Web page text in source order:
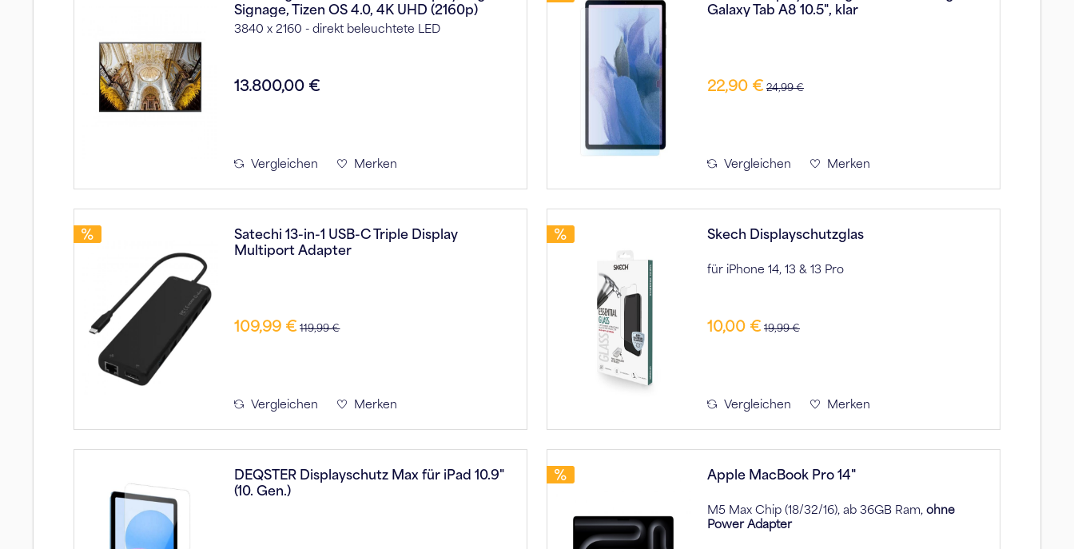
Signage, Tizen OS 4.0, 4K UHD (2160p)
3840 x 2160 - direkt beleuchtete LED
13.800,00 €
Vergleichen Merken
Galaxy Tab A8 10.5", klar
22,90 € 24,99 €
Vergleichen Merken
Satechi 13-in-1 USB-C Triple Display
Multiport Adapter
109,99 € 119,99 €
Vergleichen Merken
Skech Displayschutzglas
für iPhone 14, 13 & 13 Pro
10,00 € 19,99 €
Vergleichen Merken
DEQSTER Displayschutz Max für iPad 10.9"
(10. Gen.)
Apple MacBook Pro 14"
M5 Max Chip (18/32/16), ab 36GB Ram,ohne
Power Adapter